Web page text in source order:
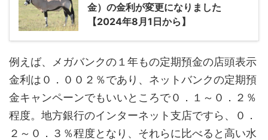
金）の金利が変更になりました
【2024年8月1日から】
例えば、メガバンクの１年もの定期預金の店頭表示
金利は０．００２％であり、ネットバンクの定期預
金キャンペーンでもいいところで０．１～０．２％
程度。地方銀行のインターネット支店ですら、０．
２～０．３％程度となり、それらに比べると高い水